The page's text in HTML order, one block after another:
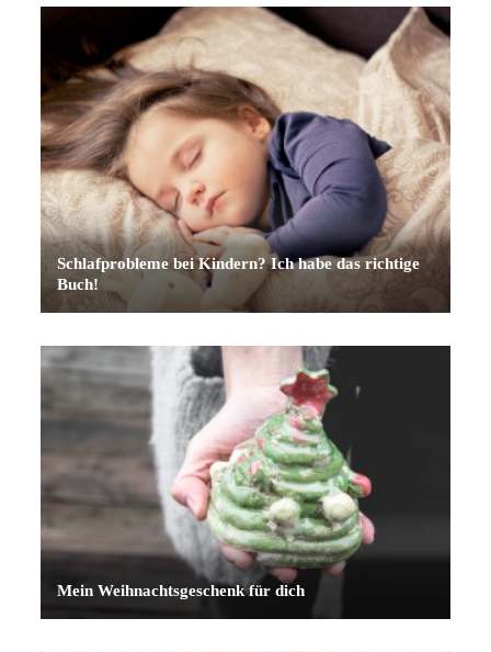
Schlafprobleme bei Kindern? Ich habe das richtige
Buch!
Mein Weihnachtsgeschenk für dich